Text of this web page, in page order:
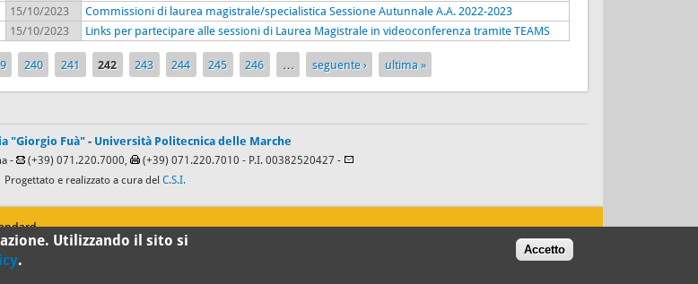
15/10/2023
Commissioni di laurea magistrale/specialistica Sessione Autunnale A.A. 2022-2023
15/10/2023 Links per partecipare alle sessioni di Laurea Magistrale in videoconferenza tramite TEAMS
240 241 242 243 244 245 246 … seguente › ultima »
"Giorgio Fuà"- Università Politecnica delle Marche
- (+39) 071.220.7000, (+39) 071.220.7010 - P.I. 00382520427 -
Progettato e realizzato a cura del C.S.I.
Utilizzando il sito si
.
Accetto